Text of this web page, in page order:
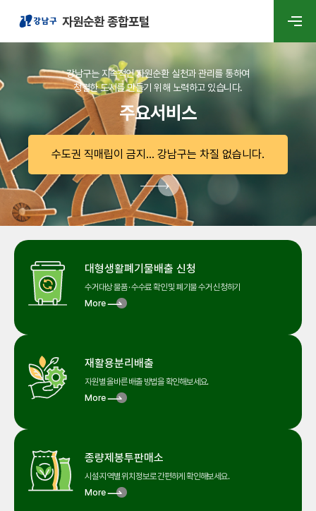
자원순환 종합포털
강남구는 지속적인 자원순환 실천과 관리를 통하여
청결한 도시를 만들기 위해 노력하고 있습니다.
주요서비스
수도권 직매립이 금지... 강남구는 차질 없습니다.
대형생활폐기물배출 신청
수거대상 물품 · 수수료 확인 및폐기물 수거 신청하기
More
재활용분리배출
자원별 올바른 배출 방법을확인해보세요.
More
종량제봉투판매소
시설·지역별 위치정보로간편하게 확인해보세요.
More